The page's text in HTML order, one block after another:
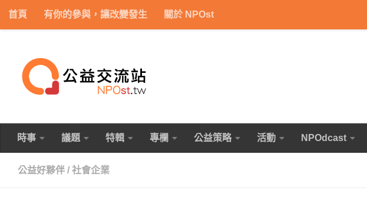
Skip to content
首頁 有你的參與，讓改變發生 關於 NPOst
時事 議題 特輯 專欄 公益策略 活動 NPOdcast
公益好夥伴 / 社會企業